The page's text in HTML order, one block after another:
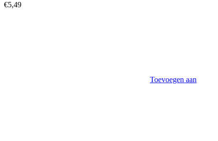
€5,49
Toevoegen aan